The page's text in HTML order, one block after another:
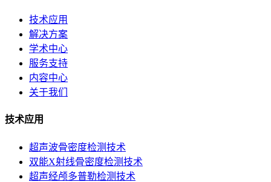
技术应用
解决方案
学术中心
服务支持
内容中心
关于我们
技术应用
超声波骨密度检测技术
双能X射线骨密度检测技术
超声经颅多普勒检测技术